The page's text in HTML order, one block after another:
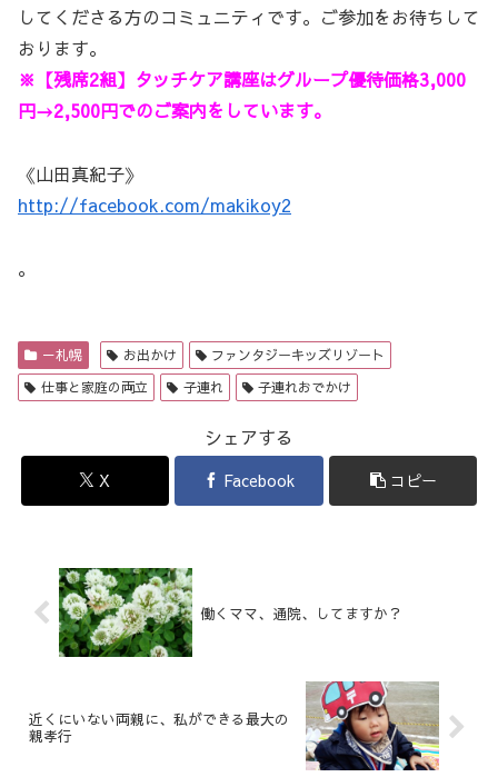
してくださる方のコミュニティです。ご参加をお待ちして
おります。
※【残席2組】タッチケア講座はグループ優待価格3,000
円→2,500円でのご案内をしています。
《山田真紀子》
http://facebook.com/makikoy2
。
－札幌 お出かけ
ファンタジーキッズリゾート
仕事と家庭の両立
子連れ 子連れおでかけ
シェアする
X Facebook コピー
働くママ、通院、してますか？
近くにいない両親に、私ができる最大の
親孝行